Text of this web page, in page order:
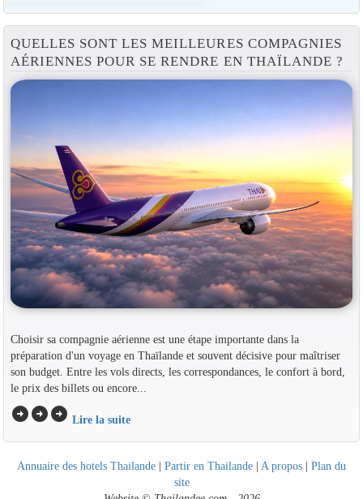
QUELLES SONT LES MEILLEURES COMPAGNIES
AÉRIENNES POUR SE RENDRE EN THAÏLANDE ?
Choisir sa compagnie aérienne est une étape importante dans la
préparation d'un voyage en Thaïlande et souvent décisive pour maîtriser
son budget. Entre les vols directs, les correspondances, le confort à bord,
le prix des billets ou encore...
arrow_circle_rightarrow_circle_rightarrow_circle_right Lire la suite
Annuaire des hotels Thailande | Partir en Thailande | A propos | Plan du
site